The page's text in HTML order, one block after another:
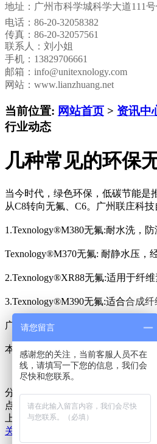
地址： 广州市科学城科学大道111
电话： 86-20-32058382
传真： 86-20-32057561
联系人：刘小姐
手机：13829706661
邮箱： info@unitexnology.com
网站：www.lianzhuang.net
当前位置: 网站首页 > 资讯中
行业动态
几种常见的环保
当今时代，绿色环保，低碳节能是
从C8转向无氟、C6。广州联庄科
1.Texnology®M380无氟:耐水洗，
Texnology®M370无氟: 耐静水压，
2.Texnology®XR88无氟:适用于纤
3.Texnology®M390无氟:适合合成纤
广州联庄科技有限公司专注于绿色
本文来源于广州联庄科技有限公司
分享到：
点击次数：更新时间：2021-06-23
上一条：瑜伽裤面料做C6防水+柔
关于联庄
请您留言
感谢您的关注，当前客服人员不在
线，请填写一下您的信息，我们会
尽快和您联系。